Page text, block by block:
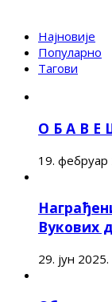
Најновије
Популарно
Тагови
О Б А В Е
19. фебруар
Вукових
29. јун 2025.